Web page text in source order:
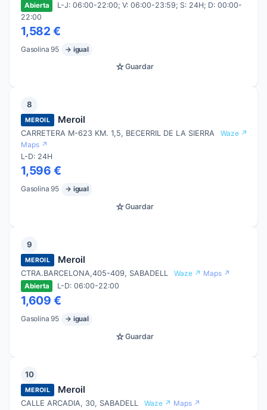
Abierta
L-J: 06:00-22:00; V: 06:00-23:59; S: 24H; D: 00:00-
22:00
1,582 €
Gasolina 95 → igual
☆Guardar
8
MEROIL Meroil
CARRETERA M-623 KM. 1,5, BECERRIL DE LA SIERRA
Waze ↗
Maps ↗
L-D: 24H
1,596 €
Gasolina 95 → igual
☆Guardar
9
MEROIL Meroil
CTRA.BARCELONA,405-409, SABADELL Waze ↗ Maps ↗
Abierta L-D: 06:00-22:00
1,609 €
Gasolina 95 → igual
☆Guardar
10
MEROIL Meroil
CALLE ARCADIA, 30, SABADELL Waze ↗ Maps ↗